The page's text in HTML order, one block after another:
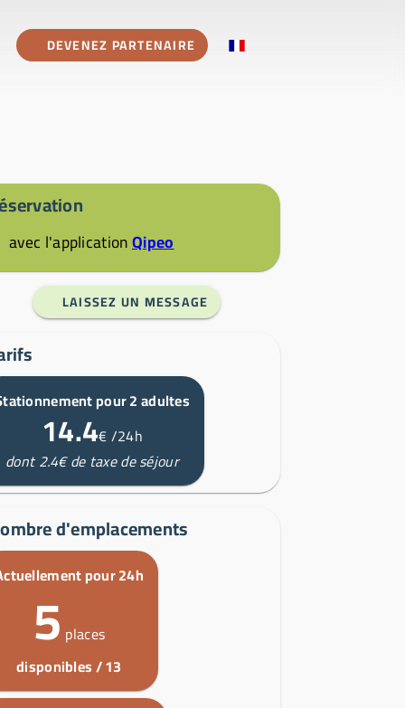
DEVENEZ PARTENAIRE
avec l'applicationQipeo
LAISSEZ UN MESSAGE
pour 2 adultes
14.4€/24h
dont 2.4€ de taxe de séjour
d'emplacements
pour 24h
5 places
disponibles / 13